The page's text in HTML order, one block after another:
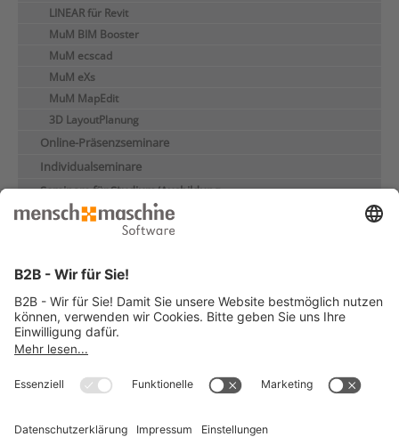
LINEAR für Revit
MuM BIM Booster
MuM ecscad
MuM eXs
MuM MapEdit
3D LayoutPlanung
Online-Präsenzseminare
Individualseminare
Seminare für Studium/Ausbildung
Handbücher
Prospekt "BIM für die Industrie"